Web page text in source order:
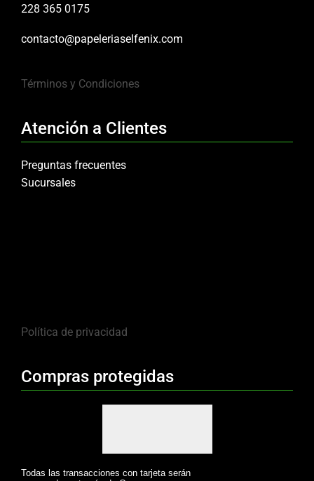
228 365 0175
contacto@papeleriaselfenix.com
Términos y Condiciones
Atención a Clientes
Preguntas frecuentes
Sucursales
Política de privacidad
Compras protegidas
Todas las transacciones con tarjeta serán